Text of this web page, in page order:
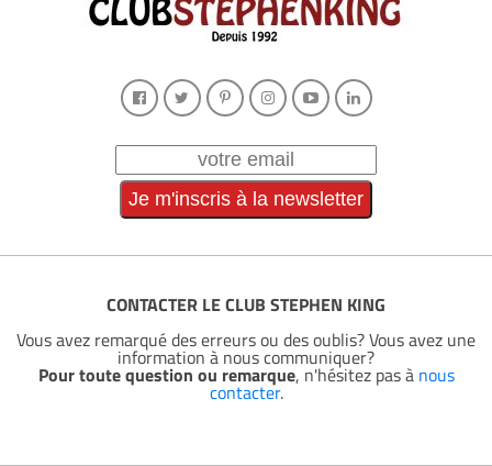
CONTACTER LE CLUB STEPHEN KING
Vous avez remarqué des erreurs ou des oublis? Vous avez une
information à nous communiquer?
Pour toute question ou remarque, n'hésitez pas à nous
contacter.